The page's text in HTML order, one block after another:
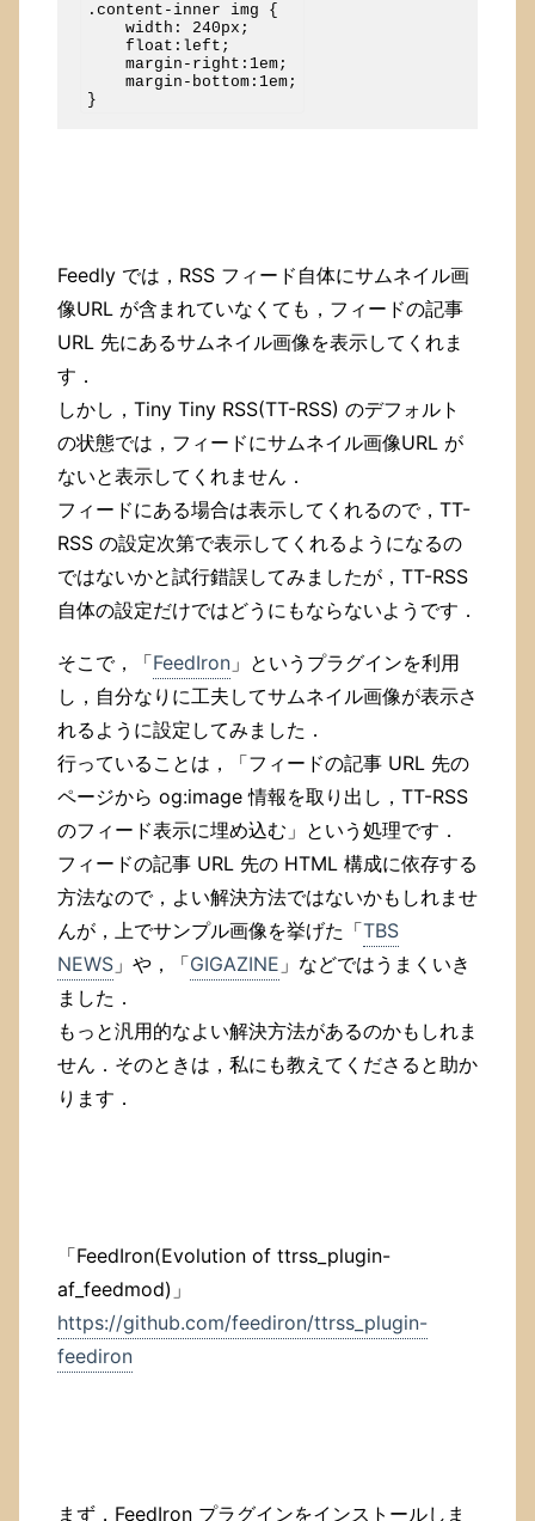
.content-inner img {
    width: 240px;
    float:left;
    margin-right:1em;
    margin-bottom:1em;
Feedly では，RSS フィード自体にサムネイル画
像URL が含まれていなくても，フィードの記事
URL 先にあるサムネイル画像を表示してくれま
す．
しかし，Tiny Tiny RSS(TT-RSS) のデフォルト
の状態では，フィードにサムネイル画像URL が
ないと表示してくれません．
フィードにある場合は表示してくれるので，TT-
RSS の設定次第で表示してくれるようになるの
ではないかと試行錯誤してみましたが，TT-RSS
自体の設定だけではどうにもならないようです．
そこで，「FeedIron 」というプラグインを利用
し，自分なりに工夫してサムネイル画像が表示さ
れるように設定してみました．
行っていることは，「フィードの記事 URL 先の
ページから og:image 情報を取り出し，TT-RSS
のフィード表示に埋め込む」という処理です．
フィードの記事 URL 先の HTML 構成に依存する
方法なので，よい解決方法ではないかもしれませ
んが，上でサンプル画像を挙げた「TBS
NEWS 」や，「GIGAZINE 」などではうまくいき
ました．
もっと汎用的なよい解決方法があるのかもしれま
せん．そのときは，私にも教えてくださると助か
ります．
「FeedIron(Evolution of ttrss_plugin-
af_feedmod)」
https://github.com/feediron/ttrss_plugin-
feediron
まず，FeedIron プラグインをインストールしま